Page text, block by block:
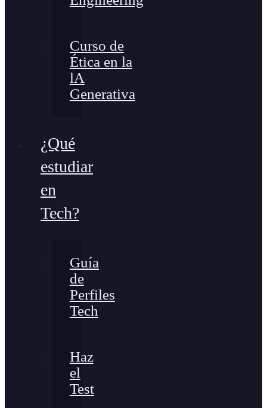
Curso de
Ética en la
lA
Generativa
¿Qué
estudiar
en
Tech?
Guía
de
Perfiles
Tech
Haz
el
Test